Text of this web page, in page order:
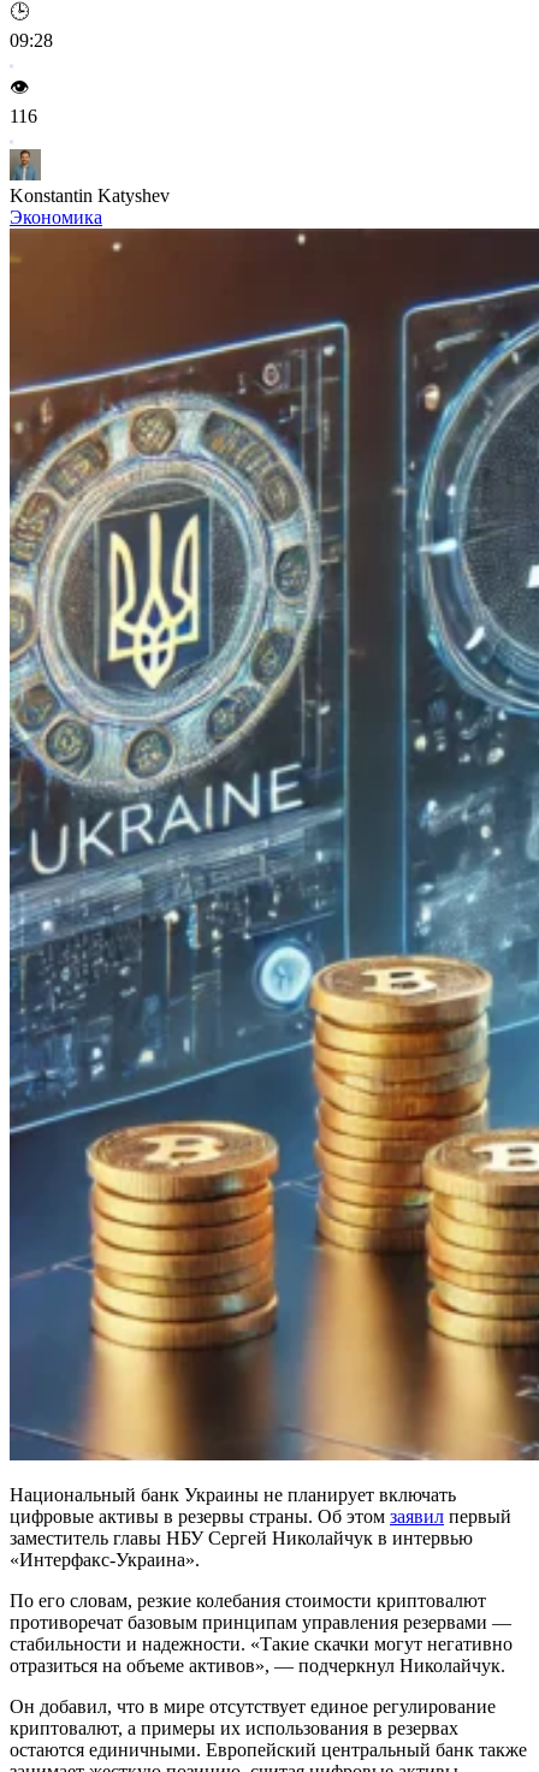
🕒
09:28
👁️
116
Konstantin Katyshev
Экономика
Национальный банк Украины не планирует включать
цифровые активы в резервы страны. Об этом заявил первый
заместитель главы НБУ Сергей Николайчук в интервью
«Интерфакс-Украина».
По его словам, резкие колебания стоимости криптовалют
противоречат базовым принципам управления резервами —
стабильности и надежности. «Такие скачки могут негативно
отразиться на объеме активов», — подчеркнул Николайчук.
Он добавил, что в мире отсутствует единое регулирование
криптовалют, а примеры их использования в резервах
остаются единичными. Европейский центральный банк также